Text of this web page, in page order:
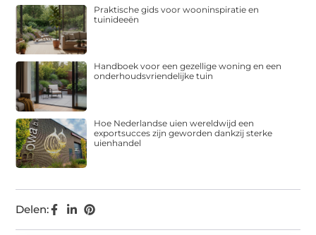
Delen:
Praktische gids voor wooninspiratie en
tuinideeën
Handboek voor een gezellige woning en een
onderhoudsvriendelijke tuin
Hoe Nederlandse uien wereldwijd een
exportsucces zijn geworden dankzij sterke
uienhandel